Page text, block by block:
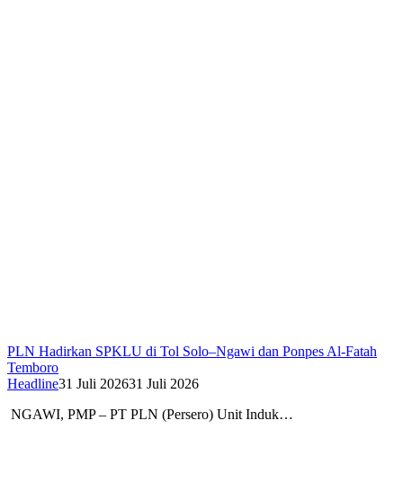
PLN Hadirkan SPKLU di Tol Solo–Ngawi dan Ponpes Al-Fatah
Temboro
Headline31 Juli 202631 Juli 2026
NGAWI, PMP – PT PLN (Persero) Unit Induk…